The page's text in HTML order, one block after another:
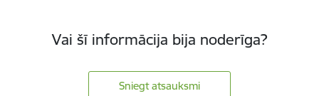
Vai šī informācija bija noderīga?
Sniegt atsauksmi